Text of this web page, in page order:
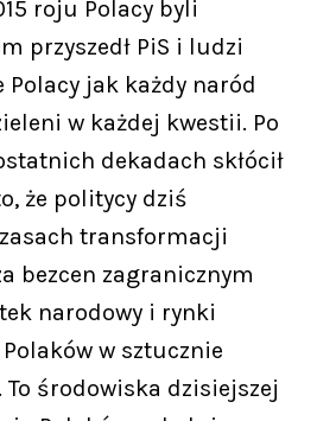
roju Polacy byli
przyszedł PiS i ludzi
Polacy jak każdy naród
w każdej kwestii. Po
dekadach skłócił
że politycy dziś
transformacji
bezcen zagranicznym
narodowy i rynki
w sztucznie
To środowiska dzisiejszej